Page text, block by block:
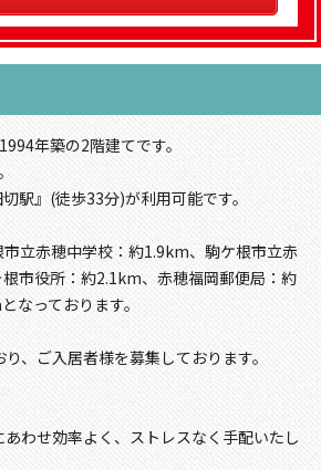
年築の2階建てです。
駅』(徒歩33分)が利用可能です。
立赤穂中学校：約1.9km、駒ケ根市立赤
市役所：約2.1km、赤穂福岡郵便局：約
なっております。
、ご入居者様を募集しております。
わせ効率よく、ストレスなく手配いたし